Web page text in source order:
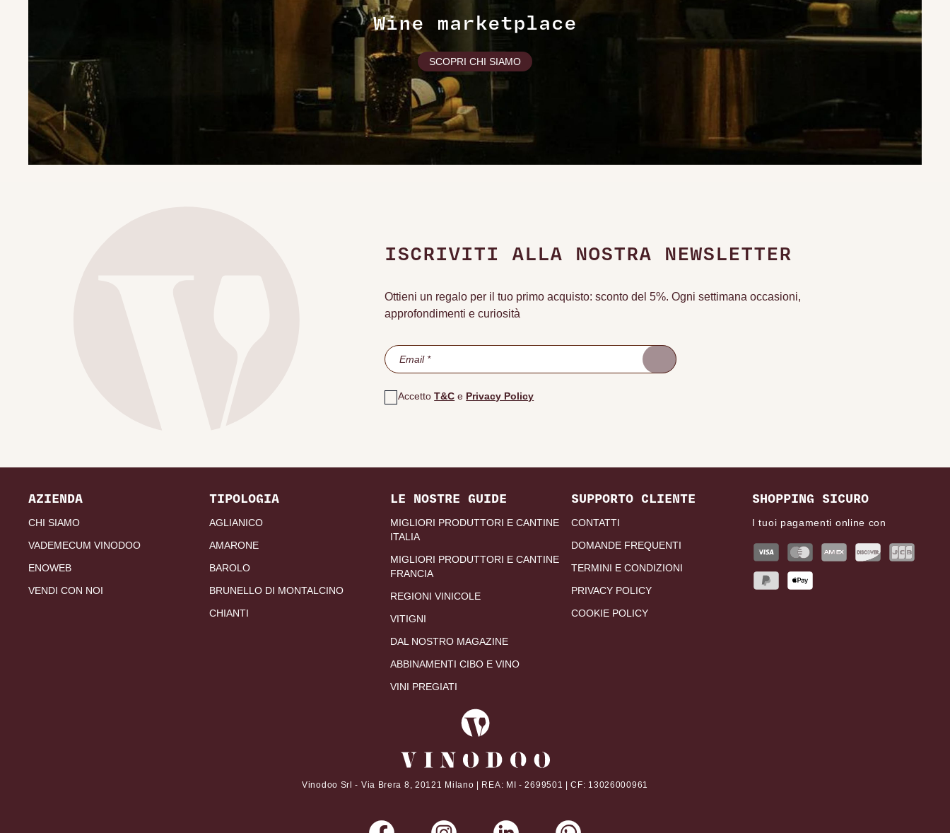
Wine marketplace
SCOPRI CHI SIAMO
ISCRIVITI ALLA NOSTRA NEWSLETTER
Ottieni un regalo per il tuo primo acquisto: sconto del 5%. Ogni settimana occasioni,
approfondimenti e curiosità
AccettoT&C e Privacy Policy
AZIENDA
CHI SIAMO
VADEMECUM VINODOO
ENOWEB
VENDI CON NOI
TIPOLOGIA
AGLIANICO
AMARONE
BAROLO
BRUNELLO DI MONTALCINO
CHIANTI
LE NOSTRE GUIDE
MIGLIORI PRODUTTORI E CANTINE
ITALIA
MIGLIORI PRODUTTORI E CANTINE
FRANCIA
REGIONI VINICOLE
VITIGNI
DAL NOSTRO MAGAZINE
ABBINAMENTI CIBO E VINO
VINI PREGIATI
SUPPORTO CLIENTE
CONTATTI
DOMANDE FREQUENTI
TERMINI E CONDIZIONI
PRIVACY POLICY
COOKIE POLICY
SHOPPING SICURO
I tuoi pagamenti online con
Vinodoo Srl - Via Brera 8, 20121 Milano | REA: MI - 2699501 | CF: 13026000961